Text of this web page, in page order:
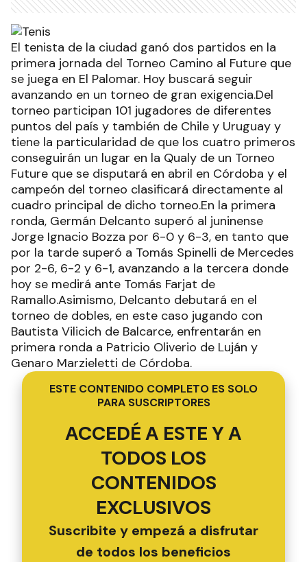
El tenista de la ciudad ganó dos partidos en la
primera jornada del Torneo Camino al Future que
se juega en El Palomar. Hoy buscará seguir
avanzando en un torneo de gran exigencia.Del
torneo participan 101 jugadores de diferentes
puntos del país y también de Chile y Uruguay y
tiene la particularidad de que los cuatro primeros
conseguirán un lugar en la Qualy de un Torneo
Future que se disputará en abril en Córdoba y el
campeón del torneo clasificará directamente al
cuadro principal de dicho torneo.En la primera
ronda, Germán Delcanto superó al juninense
Jorge Ignacio Bozza por 6-0 y 6-3, en tanto que
por la tarde superó a Tomás Spinelli de Mercedes
por 2-6, 6-2 y 6-1, avanzando a la tercera donde
hoy se medirá ante Tomás Farjat de
Ramallo.Asimismo, Delcanto debutará en el
torneo de dobles, en este caso jugando con
Bautista Vilicich de Balcarce, enfrentarán en
primera ronda a Patricio Oliverio de Luján y
Genaro Marzieletti de Córdoba.
ESTE CONTENIDO COMPLETO ES SOLO
PARA SUSCRIPTORES
ACCEDÉ A ESTE Y A
TODOS LOS
CONTENIDOS
EXCLUSIVOS
Suscribite y empezá a disfrutar
de todos los beneficios